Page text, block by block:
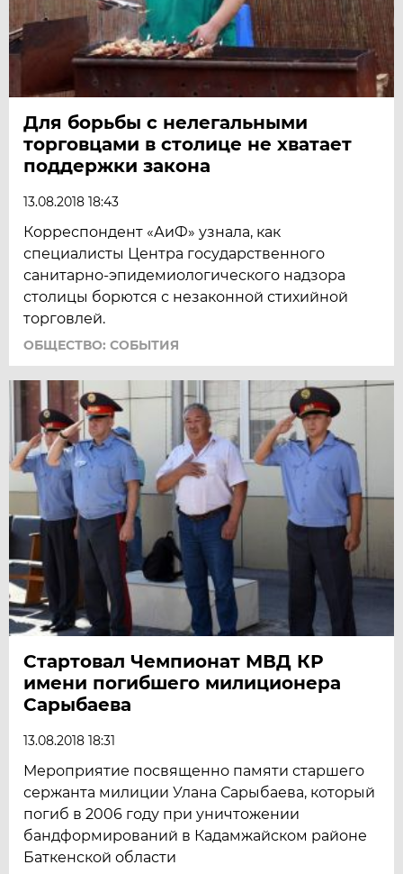
Для борьбы с нелегальными
торговцами в столице не хватает
поддержки закона
13.08.2018 18:43
Корреспондент «АиФ» узнала, как
специалисты Центра государственного
санитарно-эпидемиологического надзора
столицы борются с незаконной стихийной
торговлей.
ОБЩЕСТВО: СОБЫТИЯ
Стартовал Чемпионат МВД КР
имени погибшего милиционера
Сарыбаева
13.08.2018 18:31
Мероприятие посвященно памяти старшего
сержанта милиции Улана Сарыбаева, который
погиб в 2006 году при уничтожении
бандформирований в Кадамжайском районе
Баткенской области